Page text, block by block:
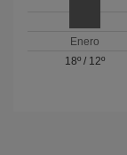
Enero
18º/ 12º